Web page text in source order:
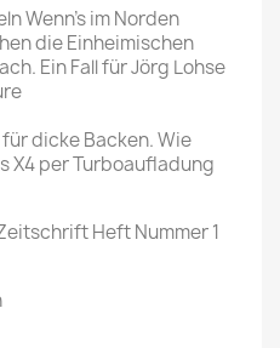
Wenn's im Norden
die Einheimischen
Ein Fall für Jörg Lohse
dicke Backen. Wie
X4 per Turboaufladung
Heft Nummer 1